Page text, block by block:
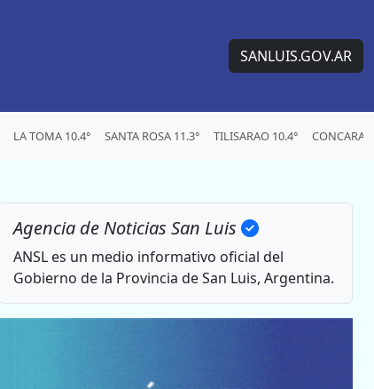
SANLUIS.GOV.AR
LA TOMA 10.4° SANTA ROSA 11.3° TILISARAO 10.4°
Agencia de Noticias San Luis
ANSL es un medio informativo oficial del
Gobierno de la Provincia de San Luis, Argentina.